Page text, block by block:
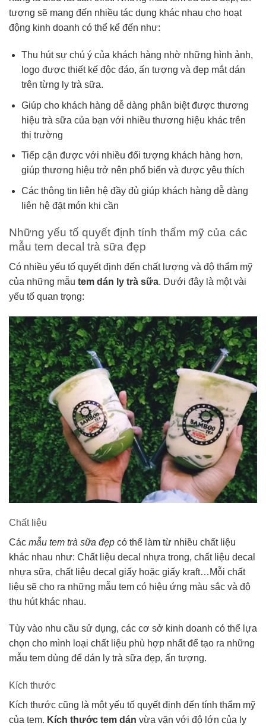
tượng sẽ mang đến nhiều tác dụng khác nhau cho hoạt
động kinh doanh có thể kể đến như:
Thu hút sự chú ý của khách hàng nhờ những hình ảnh,
logo được thiết kế độc đáo, ấn tượng và đẹp mắt dán
trên từng ly trà sữa.
Giúp cho khách hàng dễ dàng phân biệt được thương
hiệu trà sữa của bạn với nhiều thương hiệu khác trên
thị trường
Tiếp cận được với nhiều đối tượng khách hàng hơn,
giúp thương hiệu trở nên phổ biến và được yêu thích
Các thông tin liên hệ đầy đủ giúp khách hàng dễ dàng
liên hệ đặt món khi cần
Những yếu tố quyết định tính thẩm mỹ của các
mẫu tem decal trà sữa đẹp
Có nhiều yếu tố quyết định đến chất lượng và độ thẩm mỹ
của những mẫu tem dán ly trà sữa. Dưới đây là một vài
yếu tố quan trọng:
Chất liệu
Các mẫu tem trà sữa đẹp có thể làm từ nhiều chất liệu
khác nhau như: Chất liệu decal nhựa trong, chất liệu decal
nhựa sữa, chất liệu decal giấy hoặc giấy kraft…Mỗi chất
liệu sẽ cho ra những mẫu tem có hiệu ứng màu sắc và độ
thu hút khác nhau.
Tùy vào nhu cầu sử dụng, các cơ sở kinh doanh có thể lựa
chọn cho mình loại chất liệu phù hợp nhất để tạo ra những
mẫu tem dùng để dán ly trà sữa đẹp, ấn tượng.
Kích thước
Kích thước cũng là một yếu tố quyết định đến tính thẩm mỹ
của tem. Kích thước tem dán vừa vặn với độ lớn của ly